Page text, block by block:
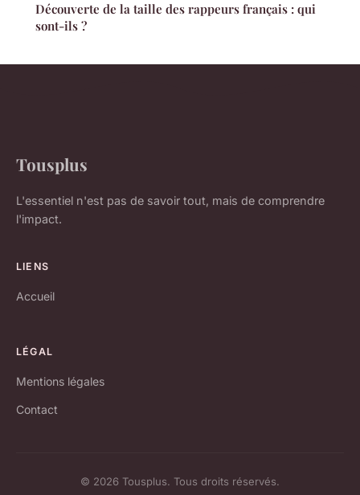
Découverte de la taille des rappeurs français : qui
sont-ils ?
Tousplus
L'essentiel n'est pas de savoir tout, mais de comprendre
l'impact.
LIENS
Accueil
LÉGAL
Mentions légales
Contact
© 2026 Tousplus. Tous droits réservés.